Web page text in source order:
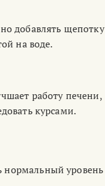
добавлять щепотку
на воде.
работу печени,
курсами.
нормальный уровень